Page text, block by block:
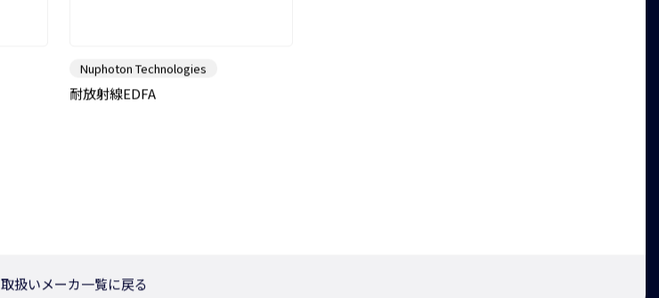
Nuphoton Technologies
耐放射線EDFA
取扱いメーカ一覧に戻る